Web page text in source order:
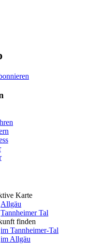
Karte
Allgäu
Tannheimer Tal
finden
im Tannheimer-Tal
im Allgäu